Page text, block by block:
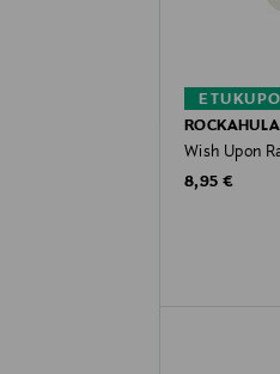
ROCKAHULA
Wish Upon
Original Price
8,95 €